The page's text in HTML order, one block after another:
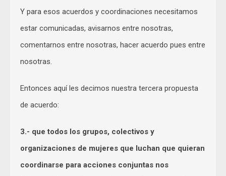
Y para esos acuerdos y coordinaciones necesitamos
estar comunicadas, avisarnos entre nosotras,
comentarnos entre nosotras, hacer acuerdo pues entre
nosotras.
Entonces aquí les decimos nuestra tercera propuesta
de acuerdo:
3.- que todos los grupos, colectivos y
organizaciones de mujeres que luchan que quieran
coordinarse para acciones conjuntas nos